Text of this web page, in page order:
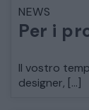
NEWS
Per i
Il vostro
designer, […]